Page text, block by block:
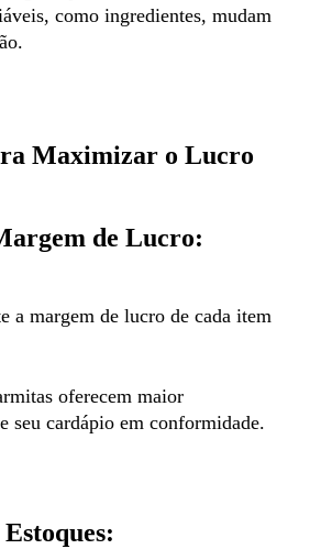
como ingredientes, mudam
Maximizar o Lucro
de Lucro:
a margem de lucro de cada item
oferecem maior
seu cardápio em conformidade.